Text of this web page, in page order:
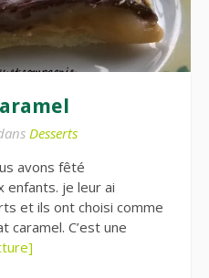
Desserts
avons fêté
enfants. je leur ai
et ils ont choisi comme
C’est une